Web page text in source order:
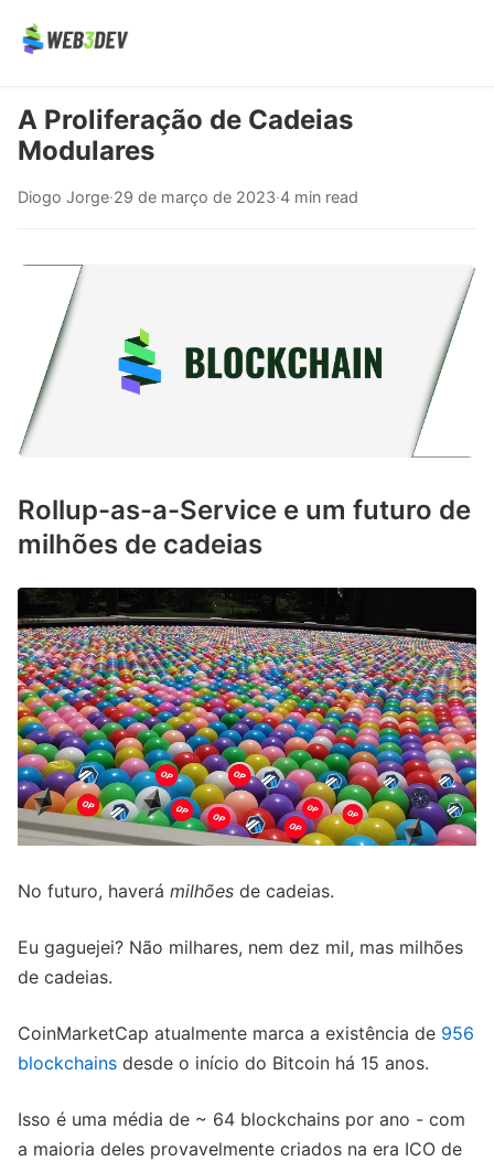
A Proliferação de Cadeias
Modulares
Diogo Jorge·29 de março de 2023·4 min read
Rollup-as-a-Service e um futuro de
milhões de cadeias
No futuro, haverá milhões de cadeias.
Eu gaguejei? Não milhares, nem dez mil, mas milhões
de cadeias.
CoinMarketCap atualmente marca a existência de 956
blockchains desde o início do Bitcoin há 15 anos.
Isso é uma média de ~ 64 blockchains por ano - com
a maioria deles provavelmente criados na era ICO de